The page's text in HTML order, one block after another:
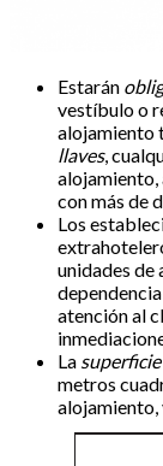
Estarán
vestíbulo o
alojamiento
llaves,
alojamiento,
con más de
Los
unidades de
atención al
La
metros
alojamiento,